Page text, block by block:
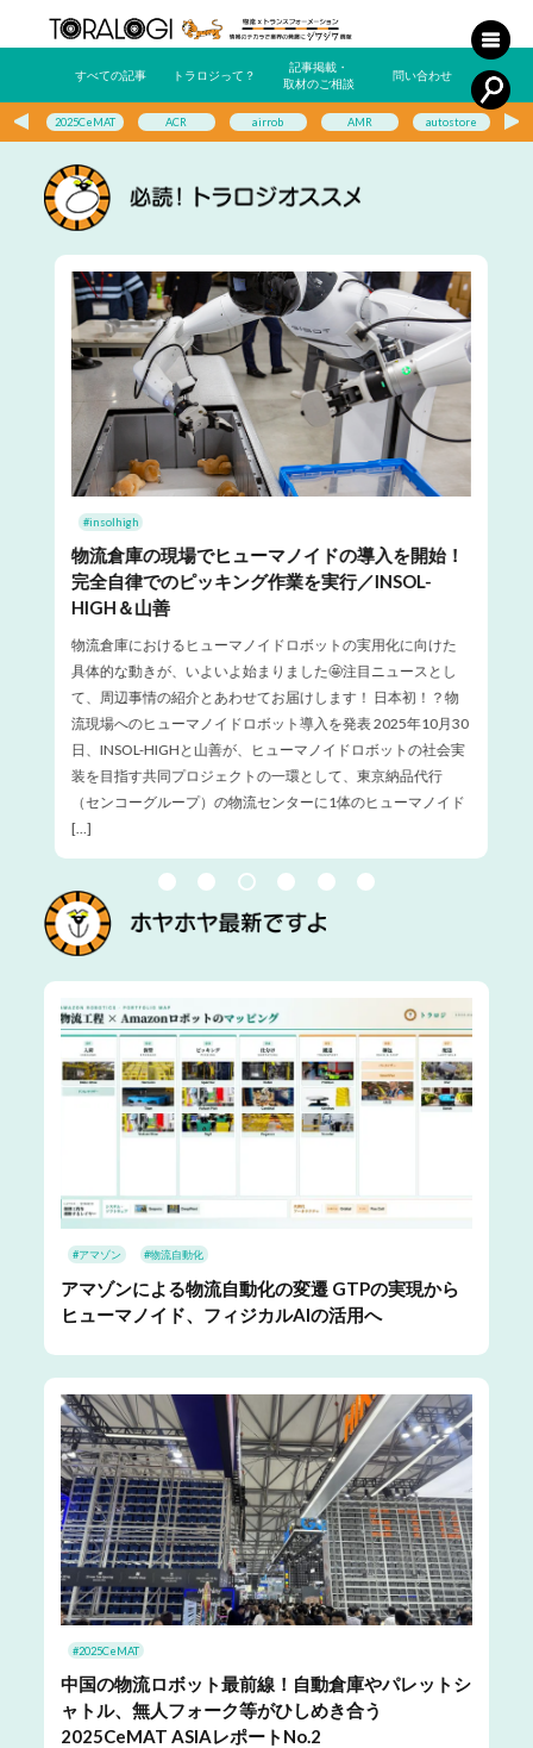
すべての記事 トラロジって？
記事掲載・
取材のご相談
問い合わせ
2025CeMAT ACR airrob AMR autostore
#insolhigh
物流倉庫の現場でヒューマノイドの導入を開始！
完全自律でのピッキング作業を実行／INSOL-
HIGH＆山善
物流倉庫におけるヒューマノイドロボットの実用化に向けた
具体的な動きが、いよいよ始まりました🤩注目ニュースとし
て、周辺事情の紹介とあわせてお届けします！ 日本初！？物
流現場へのヒューマノイドロボット導入を発表 2025年10月30
日、INSOL-HIGHと山善が、ヒューマノイドロボットの社会実
装を目指す共同プロジェクトの一環として、東京納品代行
（センコーグループ）の物流センターに1体のヒューマノイド
[…]
#アマゾン #物流自動化
アマゾンによる物流自動化の変遷 GTPの実現から
ヒューマノイド、フィジカルAIの活用へ
#2025CeMAT
中国の物流ロボット最前線！自動倉庫やパレットシ
ャトル、無人フォーク等がひしめき合う
2025CeMAT ASIAレポートNo.2